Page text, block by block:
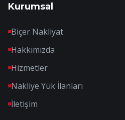
Kurumsal
Biçer Nakliyat
Hakkımızda
Hizmetler
Nakliye Yük İlanları
İletişim